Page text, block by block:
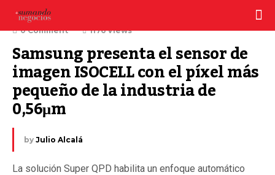
4 julio, 2022
0 Comment
1176 Views
Samsung presenta el sensor de
imagen ISOCELL con el píxel más
pequeño de la industria de
0,56μm
by Julio Alcalá
La solución Super QPD habilita un enfoque automático